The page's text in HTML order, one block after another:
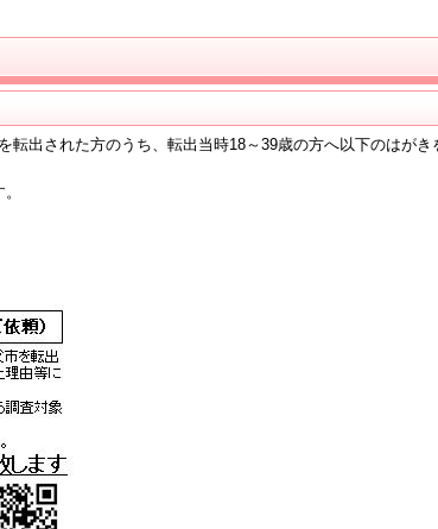
転出された方のうち、転出当時18～39歳の方へ以下のはがき